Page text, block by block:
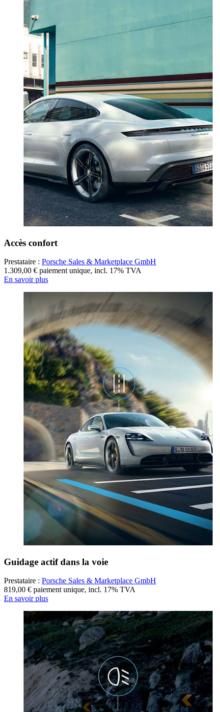
Accès confort
Prestataire : Porsche Sales & Marketplace GmbH
1.309,00 € paiement unique, incl. 17% TVA
En savoir plus
Guidage actif dans la voie
Prestataire : Porsche Sales & Marketplace GmbH
819,00 € paiement unique, incl. 17% TVA
En savoir plus